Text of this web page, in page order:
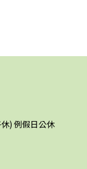
) 例假日公休